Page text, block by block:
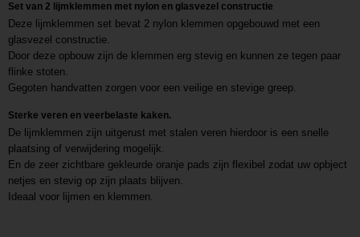
Set van 2 lijmklemmen met nylon en glasvezel constructie
Deze lijmklemmen set bevat 2 nylon klemmen opgebouwd met een
glasvezel constructie.
Door deze opbouw zijn de klemmen erg stevig en kunnen ze tegen paar
flinke stoten.
Gegoten handvatten zorgen voor een veilige en stevige greep.
Sterke veren en veerbelaste kaken.
De lijmklemmen zijn uitgerust met stalen veren hierdoor is een snelle
plaatsing of verwijdering mogelijk.
En de zeer zichtbare gekleurde oranje pads zijn flexibel zodat uw opbject
netjes en stevig op zijn plaats blijven.
Ideaal voor lijmen en klemmen.